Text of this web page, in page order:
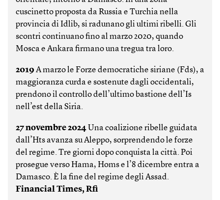
cuscinetto proposta da Russia e Turchia nella
provincia di Idlib, si radunano gli ultimi ribelli. Gli
scontri continuano fino al marzo 2020, quando
Mosca e Ankara firmano una tregua tra loro.
2019 A marzo le Forze democratiche siriane (Fds), a
maggioranza curda e sostenute dagli occidentali,
prendono il controllo dell’ultimo bastione dell’Is
nell’est della Siria.
27 novembre 2024 Una coalizione ribelle guidata
dall’Hts avanza su Aleppo, sorprendendo le forze
del regime. Tre giorni dopo conquista la città. Poi
prosegue verso Hama, Homs e l’8 dicembre entra a
Damasco. È la fine del regime degli Assad.
Financial Times, Rfi